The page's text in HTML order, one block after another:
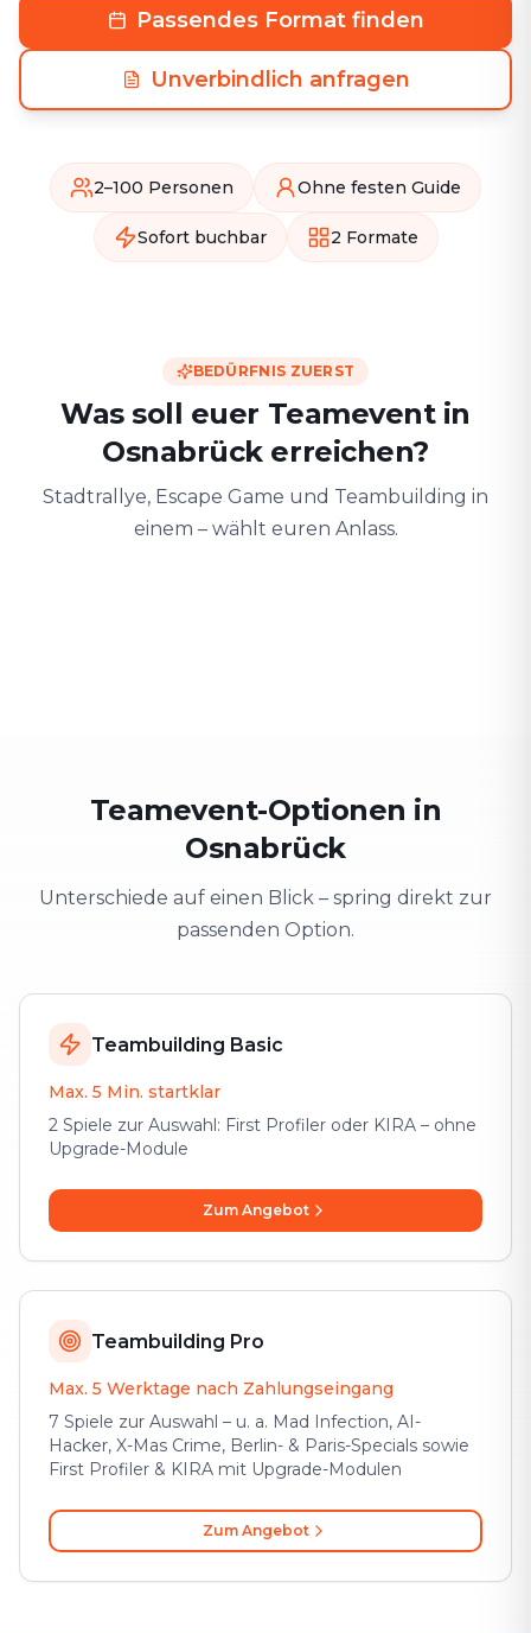
Passendes Format finden
Unverbindlich anfragen
2–100 Personen Ohne festen Guide
Sofort buchbar 2 Formate
BEDÜRFNIS ZUERST
Was soll euer Teamevent in
Osnabrück erreichen?
Stadtrallye, Escape Game und Teambuilding in
einem – wählt euren Anlass.
Teamevent-Optionen in
Osnabrück
Unterschiede auf einen Blick – spring direkt zur
passenden Option.
Teambuilding Basic
Max. 5 Min. startklar
2 Spiele zur Auswahl: First Profiler oder KIRA – ohne
Upgrade-Module
Zum Angebot
Teambuilding Pro
Max. 5 Werktage nach Zahlungseingang
7 Spiele zur Auswahl – u. a. Mad Infection, AI-
Hacker, X-Mas Crime, Berlin- & Paris-Specials sowie
First Profiler & KIRA mit Upgrade-Modulen
Zum Angebot